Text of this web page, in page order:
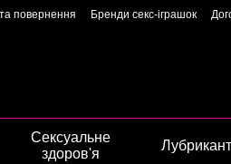
повернення Бренди секс-іграшок
Сексуальне
здоров'я